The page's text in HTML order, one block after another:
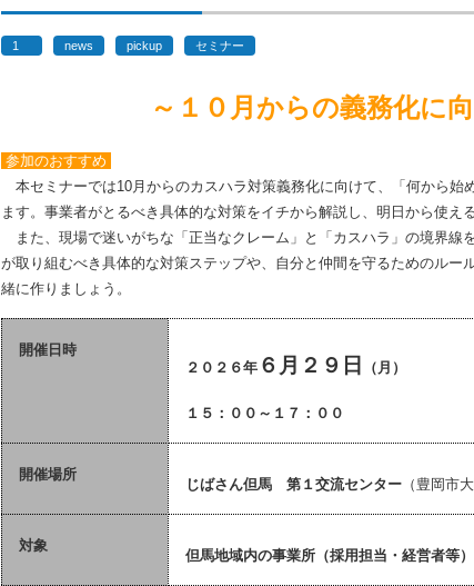
1 news pickup セミナー
～１０月からの義務化に
参加のおすすめ
本セミナーでは10月からのカスハラ対策義務化に向けて、「何から始
ます。事業者がとるべき具体的な対策をイチから解説し、明日から使え
また、現場で迷いがちな「正当なクレーム」と「カスハラ」の境界線
が取り組むべき具体的な対策ステップや、自分と仲間を守るためのルー
緒に作りましょう。
開催日時
２０２６年 ６月２９日 （月）
１５：００～１７：００
開催場所
じばさん但馬 第１交流センター （豊岡市
対象
但馬地域内の事業所（採用担当・経営者等）